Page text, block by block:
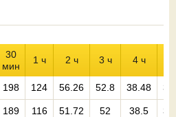
30
мин
1 ч 2 ч 3 ч 4 ч
198 124 56.26 52.8 38.48
189 116 51.72 52 38.5